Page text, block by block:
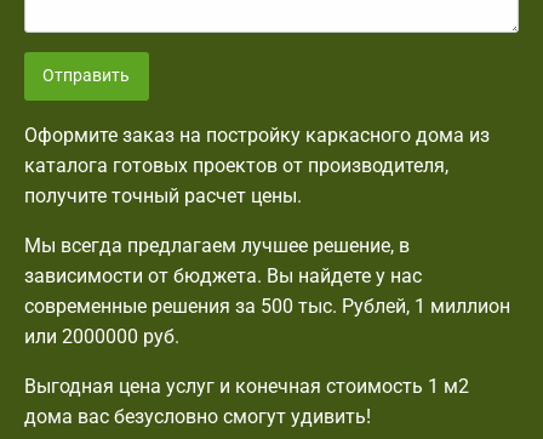
Отправить
Оформите заказ на постройку каркасного дома из
каталога готовых проектов от производителя,
получите точный расчет цены.
Мы всегда предлагаем лучшее решение, в
зависимости от бюджета. Вы найдете у нас
современные решения за 500 тыс. Рублей, 1 миллион
или 2000000 руб.
Выгодная цена услуг и конечная стоимость 1 м2
дома вас безусловно смогут удивить!